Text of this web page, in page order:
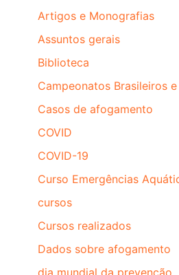
Artigos e Monografias
Assuntos gerais
Biblioteca
Campeonatos Brasileiros
Casos de afogamento
COVID
COVID-19
Curso Emergências
cursos
Cursos realizados
Dados sobre afogamento
dia mundial da prevenção